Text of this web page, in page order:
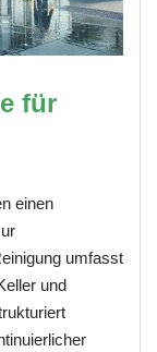
für
einen
umfasst
und